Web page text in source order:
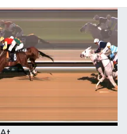
SAMSUNSPOR
EKONOMİ
YAŞAM